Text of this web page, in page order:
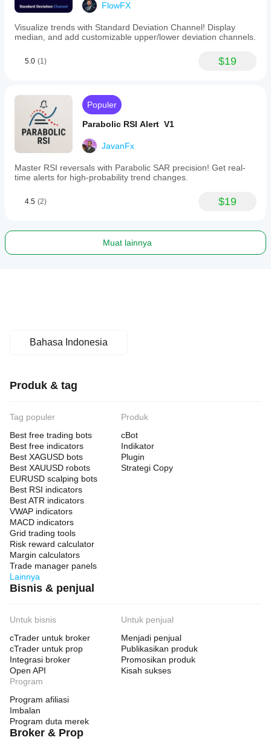
FlowFX
Visualize trends with Standard Deviation Channel! Display
median, and add customizable upper/lower deviation channels.
5.0 (1) $19
Populer
Parabolic RSI Alert V1
JavanFx
Master RSI reversals with Parabolic SAR precision! Get real-
time alerts for high-probability trend changes.
4.5 (2) $19
Muat lainnya
Bahasa Indonesia
Produk & tag
Tag populer
Best free trading bots
Best free indicators
Best XAGUSD bots
Best XAUUSD robots
EURUSD scalping bots
Best RSI indicators
Best ATR indicators
VWAP indicators
MACD indicators
Grid trading tools
Risk reward calculator
Margin calculators
Trade manager panels
Lainnya
Produk
cBot
Indikator
Plugin
Strategi Copy
Bisnis & penjual
Untuk bisnis
cTrader untuk broker
cTrader untuk prop
Integrasi broker
Open API
Untuk penjual
Menjadi penjual
Publikasikan produk
Promosikan produk
Kisah sukses
Program
Program afiliasi
Imbalan
Program duta merek
Broker & Prop